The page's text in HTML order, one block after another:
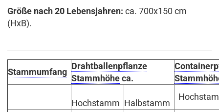
Größe nach 20 Lebensjahren: ca. 700x150 cm
(HxB).
Stammumfang
Drahtballenpflanze
Stammhöheca.
Hochstamm Halbstamm